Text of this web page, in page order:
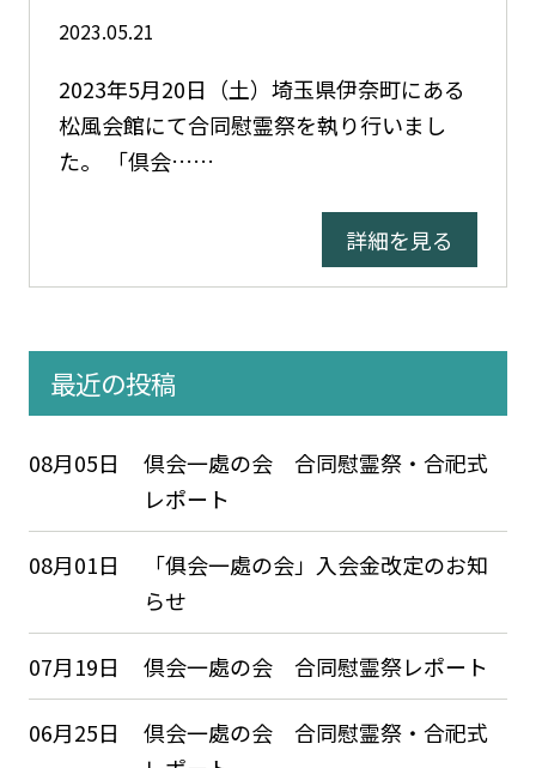
2023.05.21
2023年5月20日（土）埼玉県伊奈町にある
松風会館にて合同慰霊祭を執り行いまし
た。 「倶会……
詳細を見る
最近の投稿
08月05日
倶会一處の会 合同慰霊祭・合祀式
レポート
08月01日
「俱会一處の会」入会金改定のお知
らせ
07月19日 倶会一處の会 合同慰霊祭レポート
06月25日
倶会一處の会 合同慰霊祭・合祀式